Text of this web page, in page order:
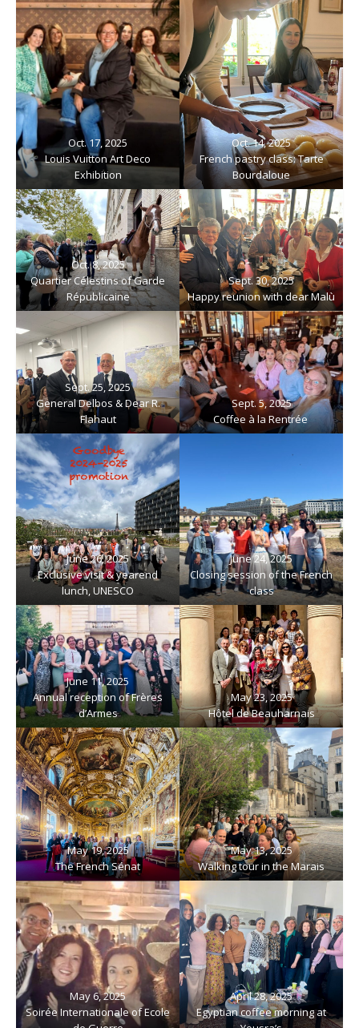
Oct. 17, 2025
Louis Vuitton Art Deco
Exhibition
Oct. 14, 2025
French pastry class: Tarte
Bourdaloue
Oct. 8, 2025
Quartier Célestins of Garde
Républicaine
Sept. 30, 2025
Happy reunion with dear Malù
Sept. 25, 2025
General Delbos & Dear R.
Flahaut
Sept. 5, 2025
Coffee à la Rentrée
June 26, 2025
Exclusive visit & yearend
lunch, UNESCO
June 24, 2025
Closing session of the French
class
June 11, 2025
Annual reception of Frères
d’Armes
May 23, 2025
Hôtel de Beauharnais
May 19, 2025
The French Sénat
May 13, 2025
Walking tour in the Marais
May 6, 2025
Soirée Internationale of Ecole
April 28, 2025
Egyptian coffee morning at